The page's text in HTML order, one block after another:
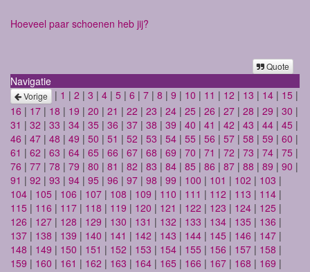
Hoeveel paar schoenen heb jij?
Quote
Navigatie
Vorige | 1 | 2 | 3 | 4 | 5 | 6 | 7 | 8 | 9 | 10 | 11 | 12 | 13 | 14 | 15 |
16 | 17 | 18 | 19 | 20 | 21 | 22 | 23 | 24 | 25 | 26 | 27 | 28 | 29 | 30 |
31 | 32 | 33 | 34 | 35 | 36 | 37 | 38 | 39 | 40 | 41 | 42 | 43 | 44 | 45 |
46 | 47 | 48 | 49 | 50 | 51 | 52 | 53 | 54 | 55 | 56 | 57 | 58 | 59 | 60 |
61 | 62 | 63 | 64 | 65 | 66 | 67 | 68 | 69 | 70 | 71 | 72 | 73 | 74 | 75 |
76 | 77 | 78 | 79 | 80 | 81 | 82 | 83 | 84 | 85 | 86 | 87 | 88 | 89 | 90 |
91 | 92 | 93 | 94 | 95 | 96 | 97 | 98 | 99 | 100 | 101 | 102 | 103 |
104 | 105 | 106 | 107 | 108 | 109 | 110 | 111 | 112 | 113 | 114 |
115 | 116 | 117 | 118 | 119 | 120 | 121 | 122 | 123 | 124 | 125 |
126 | 127 | 128 | 129 | 130 | 131 | 132 | 133 | 134 | 135 | 136 |
137 | 138 | 139 | 140 | 141 | 142 | 143 | 144 | 145 | 146 | 147 |
148 | 149 | 150 | 151 | 152 | 153 | 154 | 155 | 156 | 157 | 158 |
159 | 160 | 161 | 162 | 163 | 164 | 165 | 166 | 167 | 168 | 169 |